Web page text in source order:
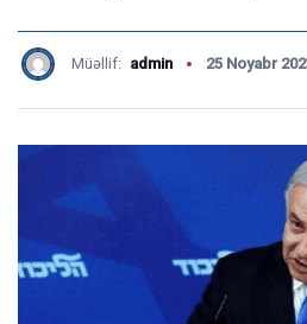
Müəllif: admin 25 Noyabr